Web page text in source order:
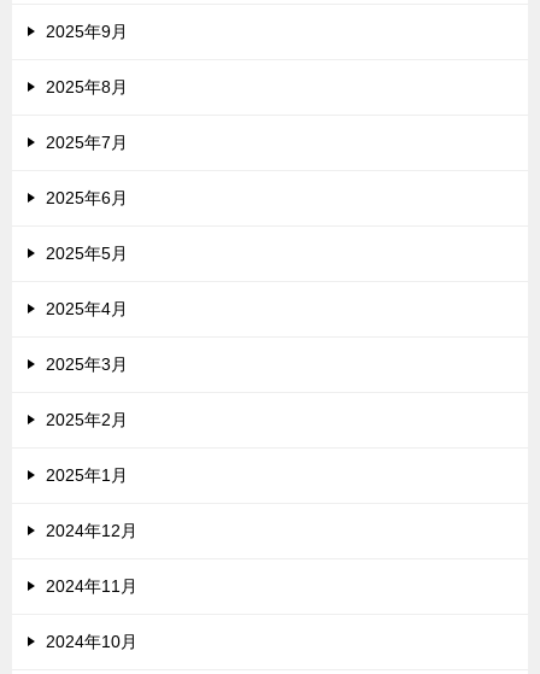
2025年9月
2025年8月
2025年7月
2025年6月
2025年5月
2025年4月
2025年3月
2025年2月
2025年1月
2024年12月
2024年11月
2024年10月